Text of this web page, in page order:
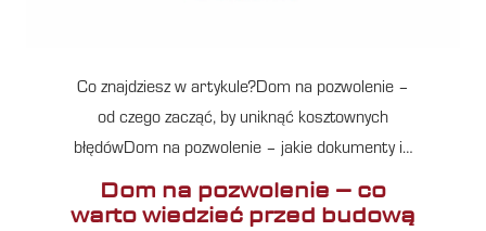
Co znajdziesz w artykule?Dom na pozwolenie –
od czego zacząć, by uniknąć kosztownych
błędówDom na pozwolenie – jakie dokumenty i…
Dom na pozwolenie – co
warto wiedzieć przed budową